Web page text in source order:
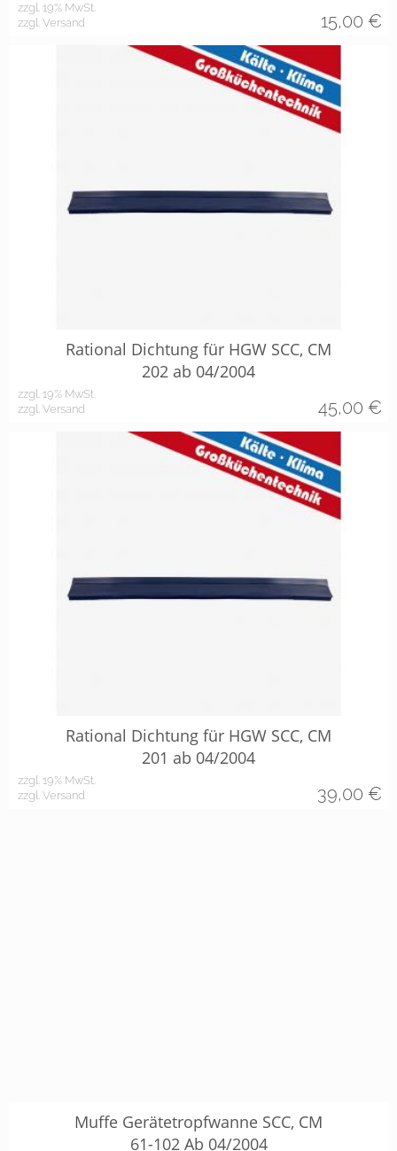
zzgl. 19% MwSt.
zzgl. Versand
15,00 €
Rational Dichtung für HGW SCC, CM
202 ab 04/2004
zzgl. 19% MwSt.
zzgl. Versand
45,00 €
Rational Dichtung für HGW SCC, CM
201 ab 04/2004
zzgl. 19% MwSt.
zzgl. Versand
39,00 €
Muffe Gerätetropfwanne SCC, CM
61-102 Ab 04/2004